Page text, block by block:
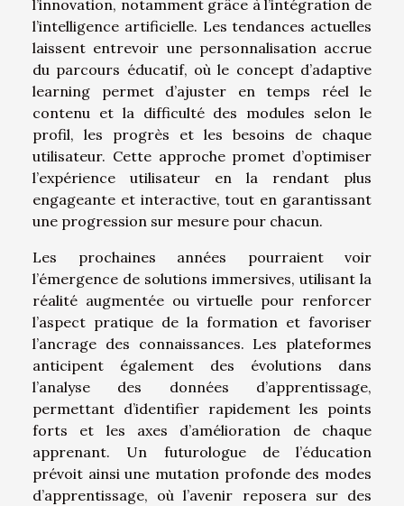
l’innovation, notamment grâce à l’intégration de
l’intelligence artificielle. Les tendances actuelles
laissent entrevoir une personnalisation accrue
du parcours éducatif, où le concept d’adaptive
learning permet d’ajuster en temps réel le
contenu et la difficulté des modules selon le
profil, les progrès et les besoins de chaque
utilisateur. Cette approche promet d’optimiser
l’expérience utilisateur en la rendant plus
engageante et interactive, tout en garantissant
une progression sur mesure pour chacun.
Les prochaines années pourraient voir
l’émergence de solutions immersives, utilisant la
réalité augmentée ou virtuelle pour renforcer
l’aspect pratique de la formation et favoriser
l’ancrage des connaissances. Les plateformes
anticipent également des évolutions dans
l’analyse des données d’apprentissage,
permettant d’identifier rapidement les points
forts et les axes d’amélioration de chaque
apprenant. Un futurologue de l’éducation
prévoit ainsi une mutation profonde des modes
d’apprentissage, où l’avenir reposera sur des